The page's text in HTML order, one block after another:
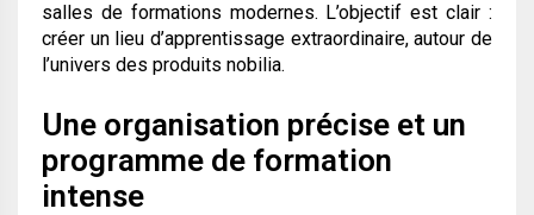
salles de formations modernes. L’objectif est clair :
créer un lieu d’apprentissage extraordinaire, autour de
l’univers des produits nobilia.
Une organisation précise et un
programme de formation
intense